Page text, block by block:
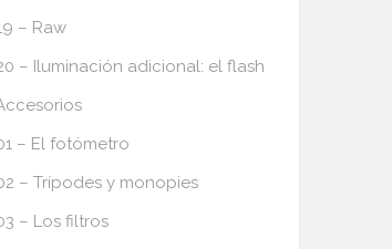
– Raw
– Iluminación adicional: el flash
– El fotómetro
– Trípodes y monopies
– Los filtros